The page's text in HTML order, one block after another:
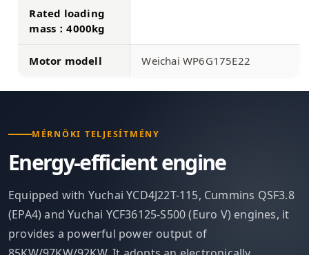
Rated loading
mass：4000kg
Motor modell Weichai WP6G175E22
MÉRNÖKI TELJESÍTMÉNY
Energy-efficient engine
Equipped with Yuchai YCD4J22T-115, Cummins QSF3.8
(EPA4) and Yuchai YCF36125-S500 (Euro V) engines, it
provides a powerful power output of